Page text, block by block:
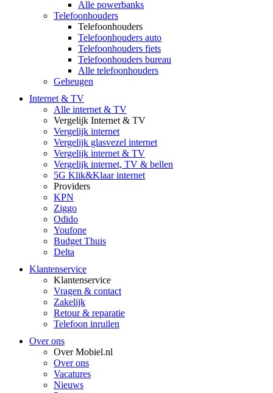
Alle powerbanks
Telefoonhouders
Telefoonhouders
Telefoonhouders auto
Telefoonhouders fiets
Telefoonhouders bureau
Alle telefoonhouders
Geheugen
Internet & TV
Alle internet & TV
Vergelijk Internet & TV
Vergelijk internet
Vergelijk glasvezel internet
Vergelijk internet & TV
Vergelijk internet, TV & bellen
5G Klik&Klaar internet
Providers
KPN
Ziggo
Odido
Youfone
Budget Thuis
Delta
Klantenservice
Klantenservice
Vragen & contact
Zakelijk
Retour & reparatie
Telefoon inruilen
Over ons
Over Mobiel.nl
Over ons
Vacatures
Nieuws